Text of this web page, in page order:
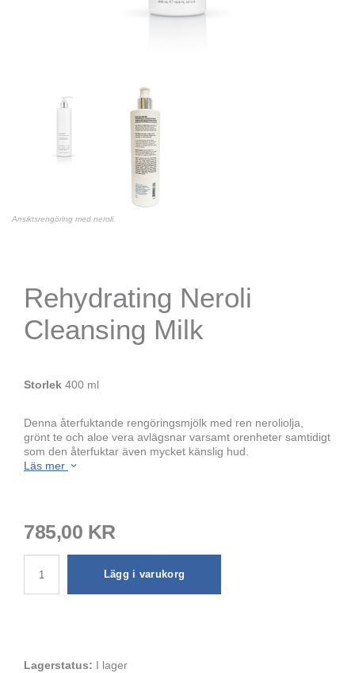
Ansiktsrengöring med neroli.
Rehydrating Neroli
Cleansing Milk
Storlek 400 ml
Denna återfuktande rengöringsmjölk med ren neroliolja,
grönt te och aloe vera avlägsnar varsamt orenheter samtidigt
som den återfuktar även mycket känslig hud.
Läs mer
785,00 KR
Lägg i varukorg
Lagerstatus: I lager